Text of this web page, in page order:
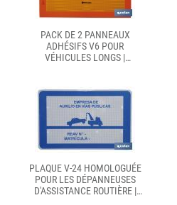
PACK DE 2 PANNEAUX
ADHÉSIFS V6 POUR
VÉHICULES LONGS |
INSTALLER | HAUTE
VISIBILITÉ | DIMENSIONS :
56,5 X 19,5 CM
PLAQUE V-24 HOMOLOGUÉE
POUR LES DÉPANNEUSES
D'ASSISTANCE ROUTIÈRE |